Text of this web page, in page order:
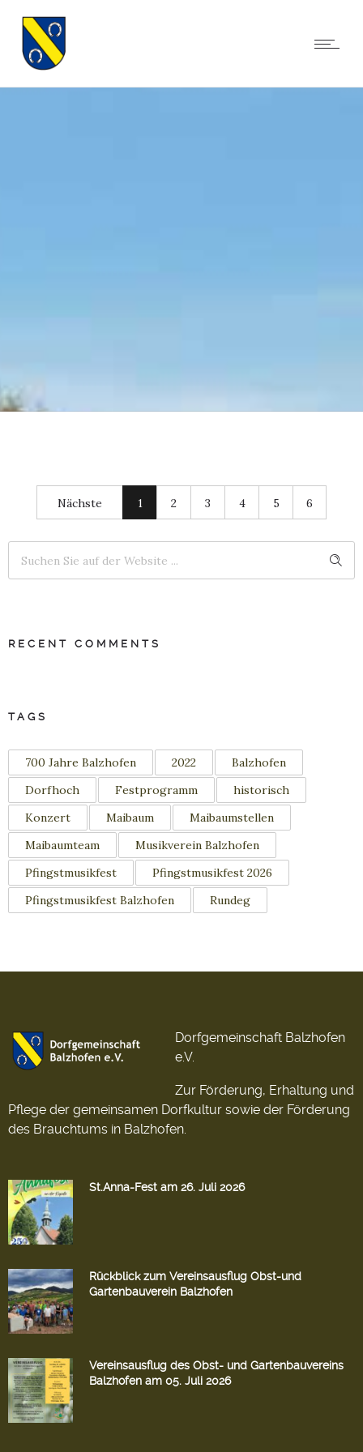
Nächste 1 2 3 4 5 6
RECENT COMMENTS
TAGS
700 Jahre Balzhofen 2022
Balzhofen
Dorfhoch
Festprogramm
historisch
Konzert
Maibaum
Maibaumstellen
Maibaumteam
Musikverein Balzhofen
Pfingstmusikfest
Pfingstmusikfest 2026
Pfingstmusikfest Balzhofen
Rundeg
Dorfgemeinschaft Balzhofen
e.V.
Zur Förderung, Erhaltung und
Pflege der gemeinsamen Dorfkultur sowie der Förderung
des Brauchtums in Balzhofen.
St.Anna-Fest am 26. Juli 2026
Rückblick zum Vereinsausflug Obst-und
Gartenbauverein Balzhofen
Vereinsausflug des Obst- und Gartenbauvereins
Balzhofen am 05. Juli 2026